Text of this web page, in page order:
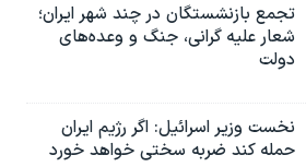
تجمع بازنشستگان در چند شهر ایران؛
شعار علیه گرانی، جنگ و وعده‌های
دولت
نخست وزیر اسرائيل: اگر رژیم ایران
حمله کند ضربه سختی خواهد خورد